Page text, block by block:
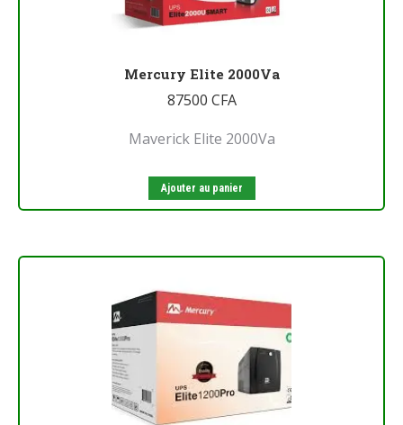
Mercury Elite 2000Va
87500 CFA
Maverick Elite 2000Va
Ajouter au panier